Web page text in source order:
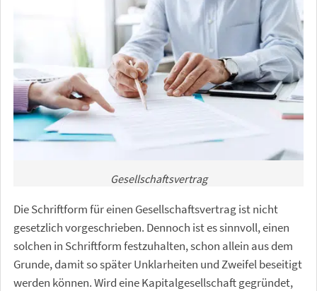
Gesellschaftsvertrag
Die Schriftform für einen Gesellschaftsvertrag ist nicht
gesetzlich vorgeschrieben. Dennoch ist es sinnvoll, einen
solchen in Schriftform festzuhalten, schon allein aus dem
Grunde, damit so später Unklarheiten und Zweifel beseitigt
werden können. Wird eine Kapitalgesellschaft gegründet,